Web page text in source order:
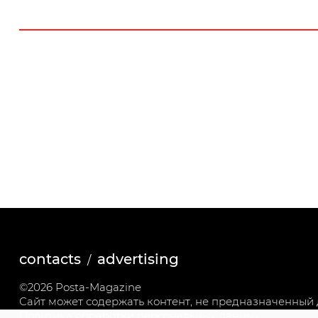
contacts advertising
©2026 Posta-Magazine
Сайт может содержать контент, не предназначенный